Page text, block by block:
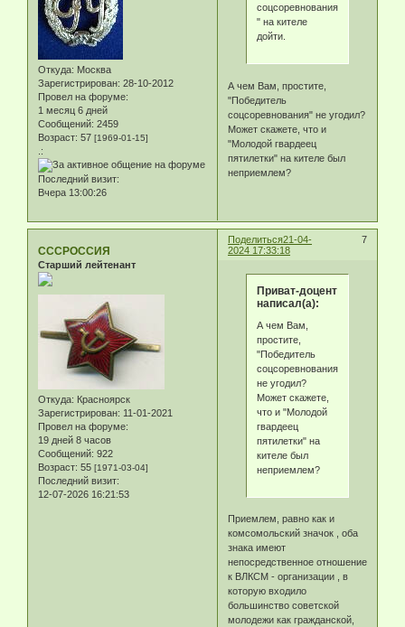
Откуда: Москва
Зарегистрирован: 28-10-2012
Провел на форуме:
1 месяц 6 дней
Сообщений: 2459
Возраст: 57 [1969-01-15]
.:
Последний визит:
Вчера 13:00:26
соцсоревнования
" на кителе
дойти.
А чем Вам, простите,
"Победитель
соцсоревнования" не угодил?
Может скажете, что и
"Молодой гвардеец
пятилетки" на кителе был
неприемлем?
Поделиться 7
21-04-
2024 17:33:18
СССРОССИЯ
Старший лейтенант
Откуда: Красноярск
Зарегистрирован: 11-01-2021
Провел на форуме:
19 дней 8 часов
Сообщений: 922
Возраст: 55 [1971-03-04]
Последний визит:
12-07-2026 16:21:53
Приват-доцент
написал(а):
А чем Вам,
простите,
"Победитель
соцсоревнования"
не угодил?
Может скажете,
что и "Молодой
гвардеец
пятилетки" на
кителе был
неприемлем?
Приемлем, равно как и
комсомольский значок , оба
знака имеют
непосредственное отношение
к ВЛКСМ - организации , в
которую входило
большинство советской
молодежи как гражданской,